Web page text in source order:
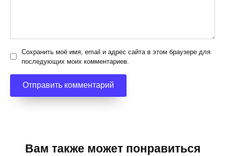
Сохранить моё имя, email и адрес сайта в этом браузере для
последующих моих комментариев.
Вам также может понравиться